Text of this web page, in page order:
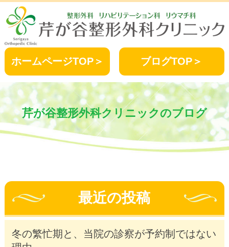
ホームページTOP＞ ブログTOP＞
芹が谷整形外科クリニックのブログ
最近の投稿
冬の繁忙期と、当院の診察が予約制ではない